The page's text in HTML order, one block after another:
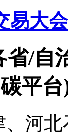
易大
/自
平台
河